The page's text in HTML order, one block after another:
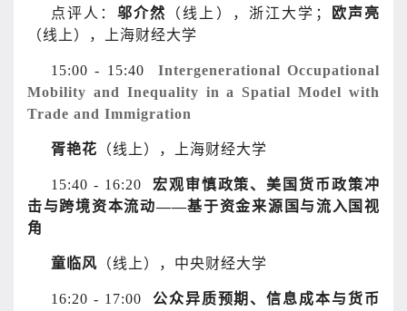
点评人： 邬介然 （线上），浙江大学；
欧声亮
（线上），上海财经大学
15:00 - 15:40 Intergenerational Occupational
Mobility and Inequality in a Spatial Model with
Trade and Immigration
胥艳花 （线上），上海财经大学
15:40 - 16:20 宏观审慎政策、美国货币政策冲
击与跨境资本流动——基于资金来源国与流入国视
角
童临风 （线上），中央财经大学
16:20 - 17:00 公众异质预期、信息成本与货币